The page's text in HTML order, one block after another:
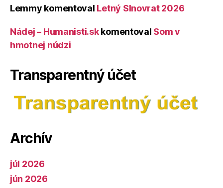
Lemmy komentoval Letný Slnovrat 2026
Nádej – Humanisti.skkomentoval Som v
hmotnej núdzi
Transparentný účet
Archív
júl 2026
jún 2026